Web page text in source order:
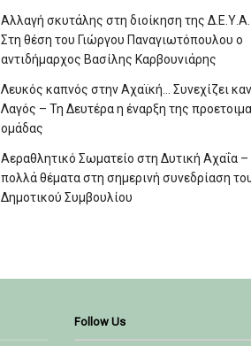
Αλλαγή σκυτάλης στη διοίκηση της
Στη θέση του Γιώργου Παναγιωτόπουλου ο
αντιδήμαρχος Βασίλης Καρβουνιάρης
Λευκός καπνός στην Αχαϊκή… Συνεχίζει
Λαγός – Τη Δευτέρα η έναρξη της
ομάδας
Αεραθλητικό Σωματείο στη Δυτική Αχαΐα –
πολλά θέματα στη σημερινή συνεδρίαση
Δημοτικού Συμβουλίου
Follow Us